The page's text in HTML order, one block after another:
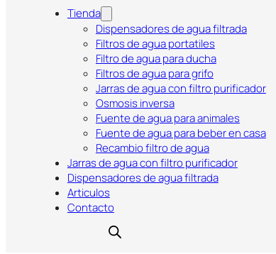
Tienda
Dispensadores de agua filtrada
Filtros de agua portatiles
Filtro de agua para ducha
Filtros de agua para grifo
Jarras de agua con filtro purificador
Osmosis inversa
Fuente de agua para animales
Fuente de agua para beber en casa
Recambio filtro de agua
Jarras de agua con filtro purificador
Dispensadores de agua filtrada
Articulos
Contacto
1. ¿Qué es el agua filtrada fría? Beneficios y
2. Opciones para obtener agua filtrada fría en
3. Consejos para instalar y mantener tu
4. Conclusión: Agua filtrada fría, tecnología y
¿Qué es el agua filtrada fría y cómo
¿Te beberías más agua si estuviera siempre fría, con
diaria, ahorro y hábitos saludables. La buena noticia es
rendimiento.
En este artículo verás qué significa exactamente “agua
filtro agua domésticopara que funcione de forma segura y
1. ¿Qué es el agua filtrada fría?